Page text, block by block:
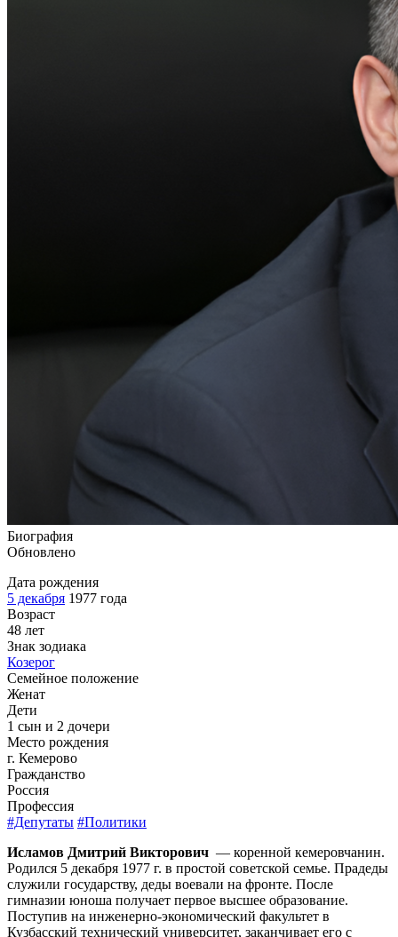
Биография
Обновлено
Дата рождения
5 декабря 1977 года
Возраст
48 лет
Знак зодиака
Козерог
Семейное положение
Женат
Дети
1 сын и 2 дочери
Место рождения
г. Кемерово
Гражданство
Россия
Профессия
#Депутаты #Политики
Исламов Дмитрий Викторович — коренной кемеровчанин.
Родился 5 декабря 1977 г. в простой советской семье. Прадеды
служили государству, деды воевали на фронте. После
гимназии юноша получает первое высшее образование.
Поступив на инженерно-экономический факультет в
Кузбасский технический университет, заканчивает его с